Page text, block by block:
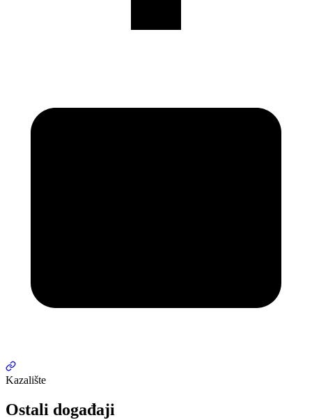
Kazalište
Ostali događaji